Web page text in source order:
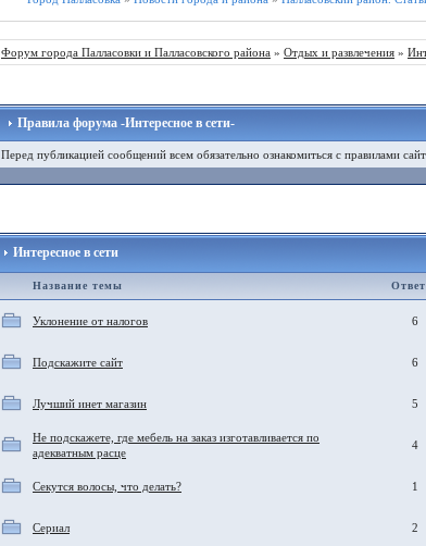
Форум города Палласовки и Палласовского района » Отдых и развлечения »
Правила форума -Интересное в сети-
Перед публикацией сообщений всем обязательно ознакомиться с правилами
Интересное в сети
Название темы
Уклонение от налогов 6
Подскажите сайт 6
Лучший инет магазин 5
Не подскажете, где мебель на заказ изготавливается по
адекватным расце
4
Секутся волосы, что делать? 1
Сериал 2